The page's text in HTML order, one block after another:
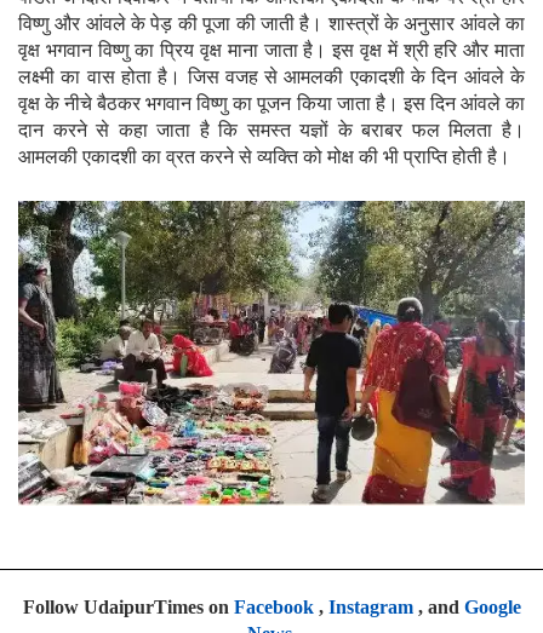
विष्णु और आंवले के पेड़ की पूजा की जाती है। शास्त्रों के अनुसार आंवले का
वृक्ष भगवान विष्णु का प्रिय वृक्ष माना जाता है। इस वृक्ष में श्री हरि और माता
लक्ष्मी का वास होता है। जिस वजह से आमलकी एकादशी के दिन आंवले के
वृक्ष के नीचे बैठकर भगवान विष्णु का पूजन किया जाता है। इस दिन आंवले का
दान करने से कहा जाता है कि समस्त यज्ञों के बराबर फल मिलता है।
आमलकी एकादशी का व्रत करने से व्यक्ति को मोक्ष की भी प्राप्ति होती है।
Follow UdaipurTimes on Facebook, Instagram, and Google